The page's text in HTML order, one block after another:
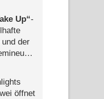
Up -
der
öffnet